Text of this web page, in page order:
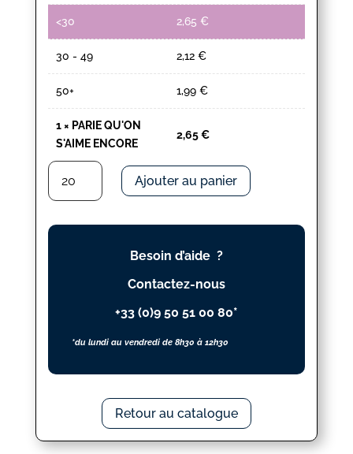
<30 2,65 €
30 - 49 2,12 €
50+ 1,99 €
1× PARIE QU'ON
S'AIME ENCORE
2,65€
quantité
PARIE
QU'ON
Ajouter au panier
Besoin d’aide ?
Contactez-nous
+33 (0)9 50 51 00 80*
*du lundi au vendredi de 8h30 à 12h30
Retour au catalogue